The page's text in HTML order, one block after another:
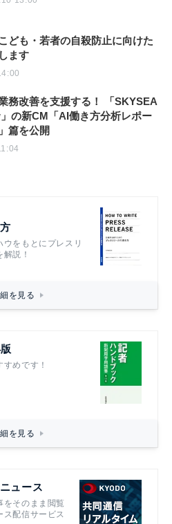
ども・若者の自殺防止に向けた
ます
務改善を支援する！ 「SKYSEA
の新CM「AI働き方分析レポー
篇を公開
をもとにプレスリ
説！
を見る
めです！
を見る
ュース
をそのまま閲覧
ス配信サービス